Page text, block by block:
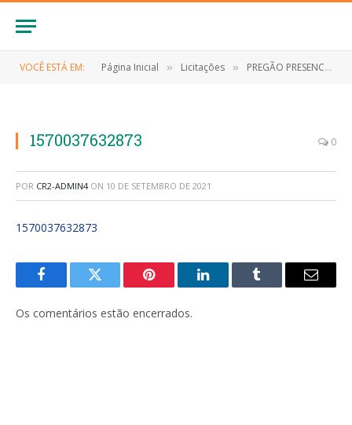
VOCÊ ESTÁ EM: Página Inicial » Licitações » PREGÃO PRESENCIAL Nº 019/2019 ( REGISTRO DE PREÇO PARA FUTURA E EVENTUAL AQUISIÇÃ GAS LIQUEFEITO DE PETRÓLEO DE INTERESSE DA PREFEITURA MUNICIOÁS ANAPURUS – MA)
1570037632873 0
POR CR2-ADMIN4 ON 10 DE SETEMBRO DE 2021
1570037632873
FacebookTwitter Pinterest LinkedInTumblr
E-
Os comentários estão encerrados.